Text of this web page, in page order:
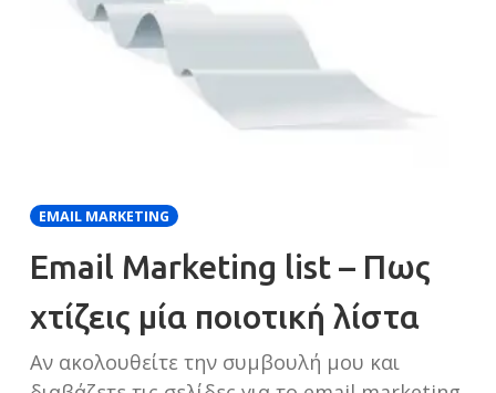
EMAIL MARKETING
Email Marketing list – Πως
χτίζεις μία ποιοτική λίστα
Αν ακολουθείτε την συμβουλή μου και